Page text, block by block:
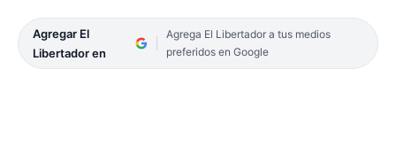
Agregar El
Libertador en
Agrega El Libertador a tus medios
preferidos en Google